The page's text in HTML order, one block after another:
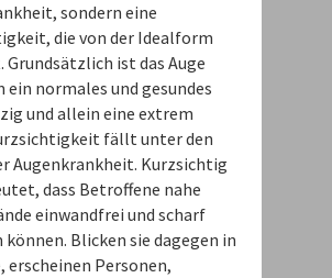
sondern eine
die von der Idealform
Grundsätzlich ist das Auge
normales und gesundes
und allein eine extrem
fällt unter den
Augenkrankheit. Kurzsichtig
dass Betroffene nahe
einwandfrei und scharf
können. Blicken sie dagegen in
erscheinen Personen,